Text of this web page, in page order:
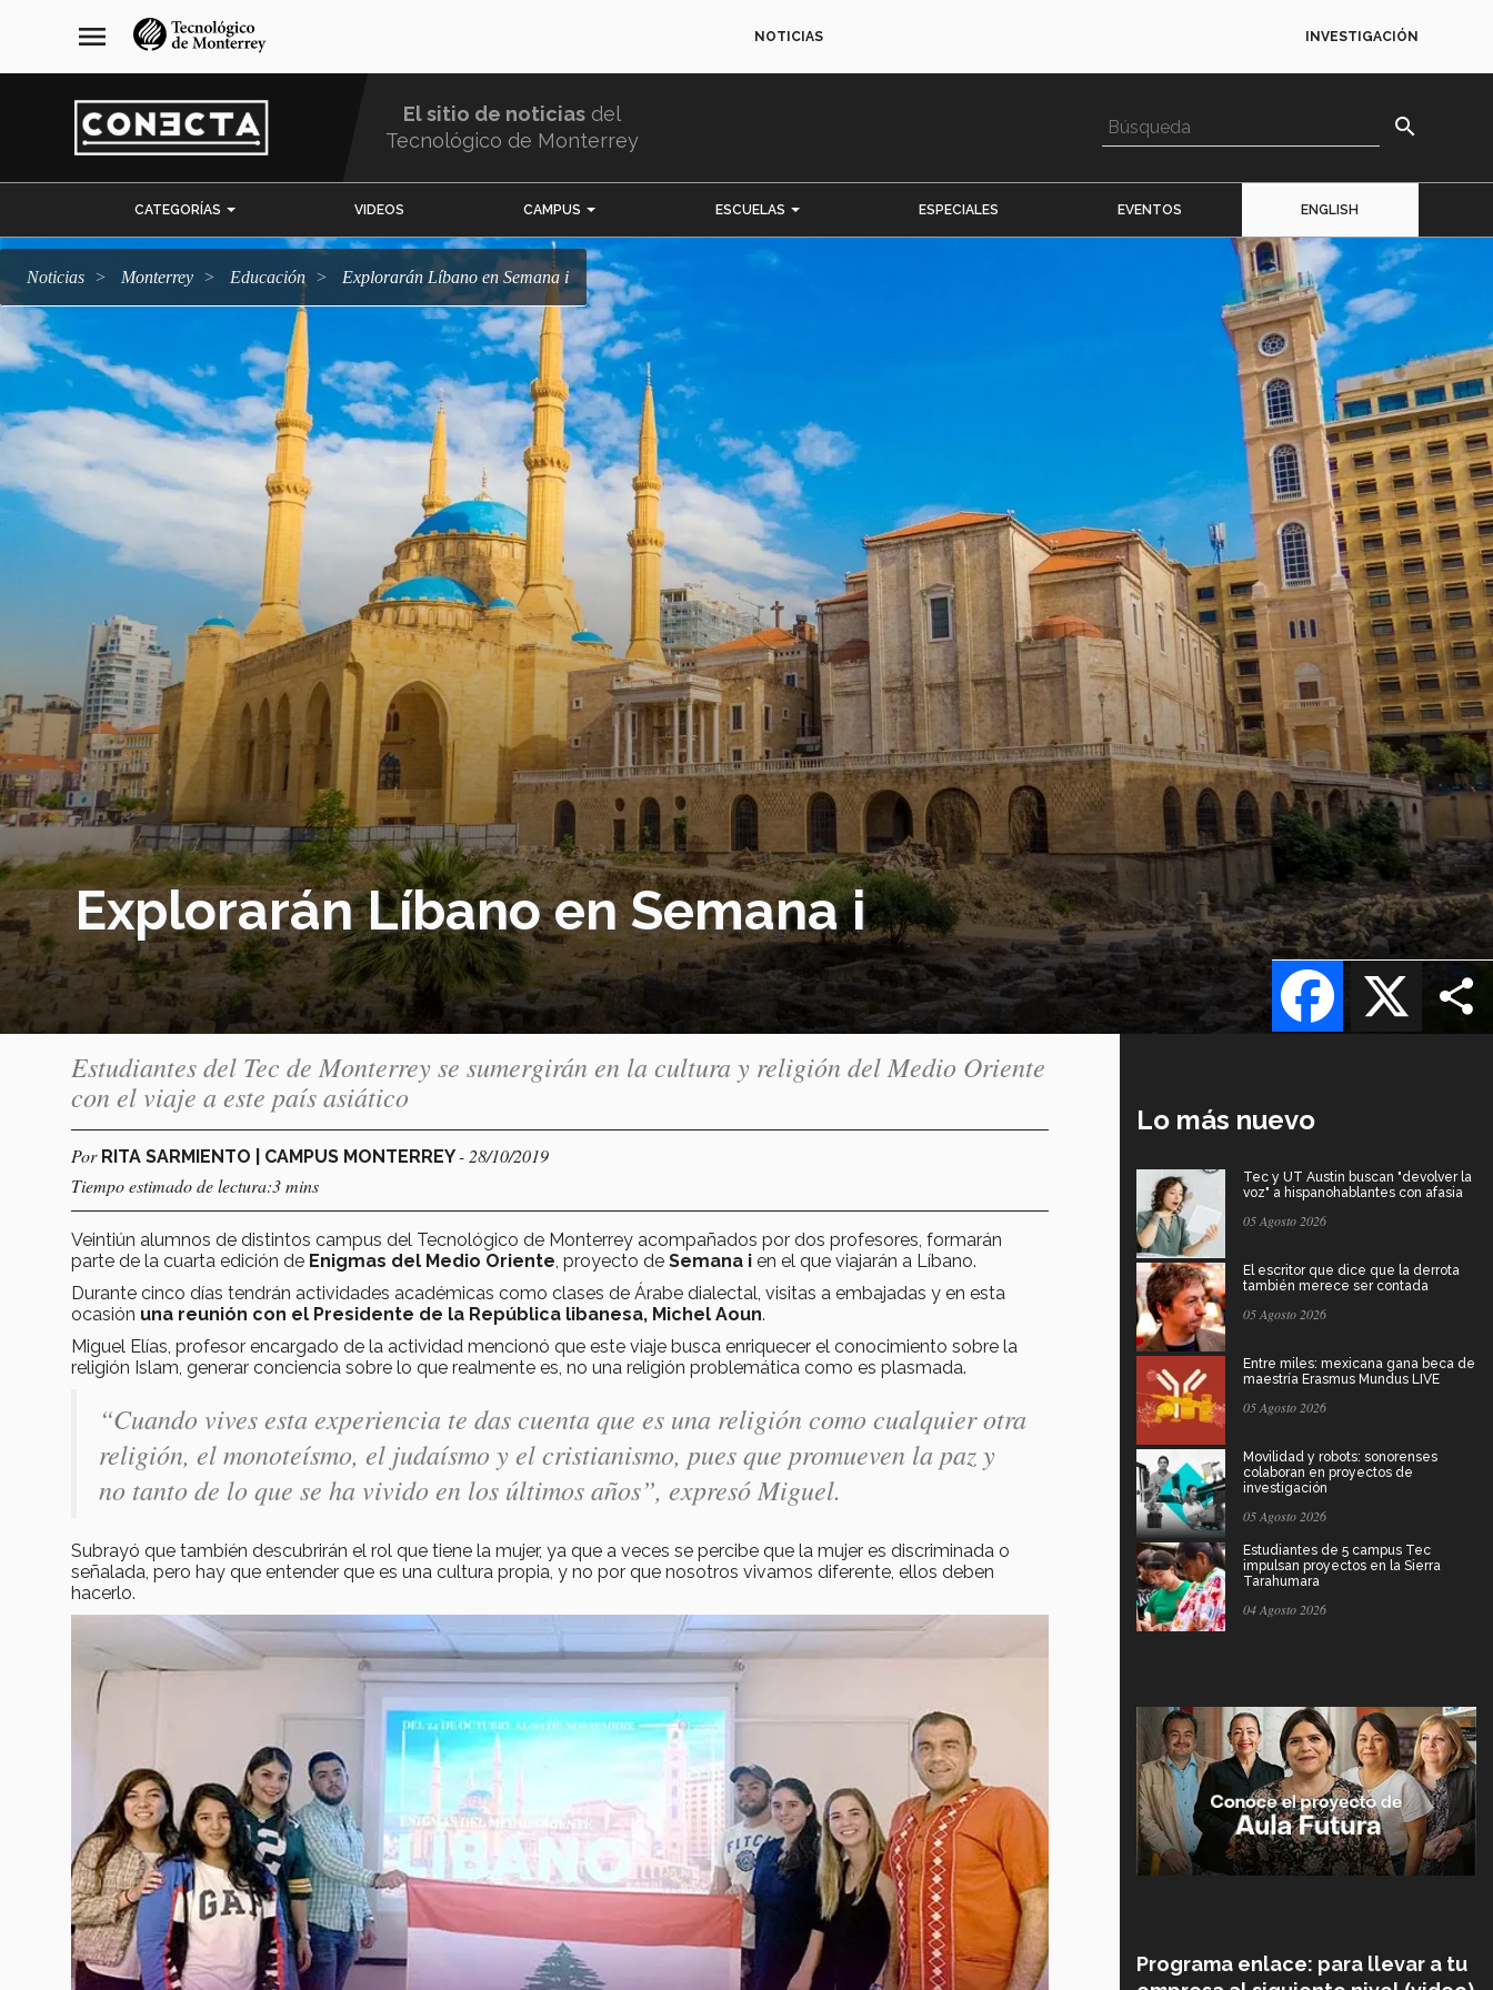
navegación
principal
menu NOTICIAS INVESTIGACIÓN
El sitio de noticias del
Tecnológico de Monterrey
search
CATEGORÍAS VIDEOS CAMPUS ESCUELAS ESPECIALES EVENTOS ENGLISH
Noticias Monterrey Educación Explorarán Líbano en Semana i
Explorarán Líbano en Semana i
X
Facebook
Estudiantes del Tec de Monterrey se sumergirán en la cultura y religión del Medio Oriente
con el viaje a este país asiático
Por RITA SARMIENTO | CAMPUS MONTERREY- 28/10/2019
Tiempo estimado de lectura:3 mins
Veintiún alumnos de distintos campus del Tecnológico de Monterrey acompañados por dos profesores, formarán
parte de la cuarta edición de Enigmas del Medio Oriente , proyecto de Semana i en el que viajarán a Líbano.
Durante cinco días tendrán actividades académicas como clases de Árabe dialectal, visitas a embajadas y en esta
ocasión una reunión con el Presidente de la República libanesa, Michel Aoun.
Miguel Elías, profesor encargado de la actividad mencionó que este viaje busca enriquecer el conocimiento sobre la
religión Islam, generar conciencia sobre lo que realmente es, no una religión problemática como es plasmada.
“Cuando vives esta experiencia te das cuenta que es una religión como cualquier otra
religión, el monoteísmo, el judaísmo y el cristianismo, pues que promueven la paz y
no tanto de lo que se ha vivido en los últimos años”, expresó Miguel.
Subrayó que también descubrirán el rol que tiene la mujer, ya que a veces se percibe que la mujer es discriminada o
señalada, pero hay que entender que es una cultura propia, y no por que nosotros vivamos diferente, ellos deben
hacerlo.
Lo más nuevo
Tec y UT Austin buscan "devolver la
voz" a hispanohablantes con afasia
05 Agosto 2026
El escritor que dice que la derrota
también merece ser contada
05 Agosto 2026
Entre miles: mexicana gana beca de
maestría Erasmus Mundus LIVE
05 Agosto 2026
Movilidad y robots: sonorenses
colaboran en proyectos de
investigación
05 Agosto 2026
Estudiantes de 5 campus Tec
impulsan proyectos en la Sierra
Tarahumara
04 Agosto 2026
Programa enlace: para llevar a tu